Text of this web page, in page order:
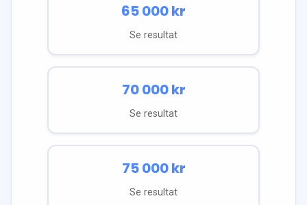
65 000kr
Se resultat
70 000kr
Se resultat
75 000kr
Se resultat